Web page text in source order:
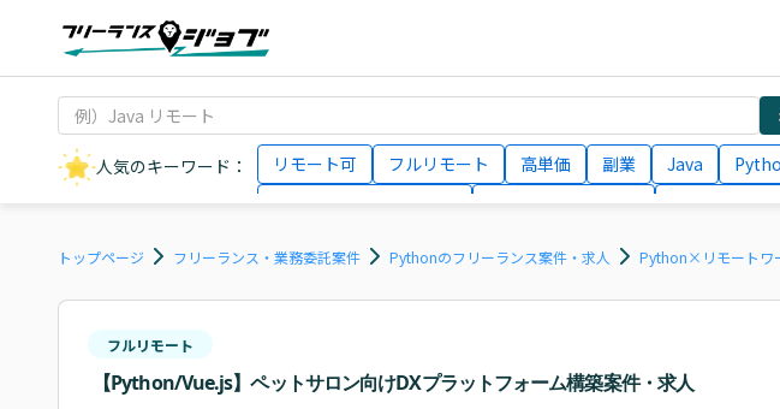
人気のキーワード： リモート可 フルリモート 高単価 副業 Java
AIエンジニア
月収100万円 業務委託
トップページ フリーランス・業務委託案件 Pythonのフリーランス案件・求人 Python×リモートワ
フルリモート
【Python/Vue.js】ペットサロン向けDXプラットフォーム構築案件・求人